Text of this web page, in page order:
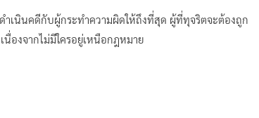
เนินคดีกับผู้กระทำความผิดให้ถึงที่สุด ผู้ที่ทุจริตจะต้องถูก
องจากไม่มีใครอยู่เหนือกฎหมาย